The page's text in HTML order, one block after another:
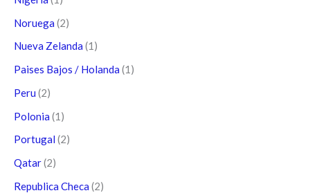
Noruega (2)
Nueva Zelanda (1)
Paises Bajos / Holanda (1)
Peru (2)
Polonia (1)
Portugal (2)
Qatar(2)
Republica Checa (2)